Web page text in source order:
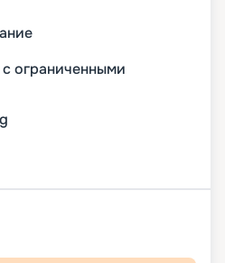
ограниченными